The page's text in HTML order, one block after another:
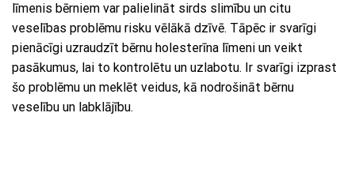
līmenis bērniem var palielināt sirds slimību un citu
veselības problēmu risku vēlākā dzīvē. Tāpēc ir svarīgi
pienācīgi uzraudzīt bērnu holesterīna līmeni un veikt
pasākumus, lai to kontrolētu un uzlabotu. Ir svarīgi izprast
šo problēmu un meklēt veidus, kā nodrošināt bērnu
veselību un labklājību.